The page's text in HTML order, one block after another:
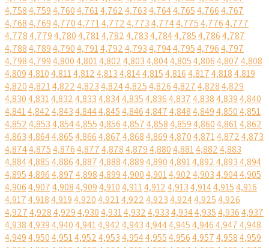
4,7584,7594,7604,7614,7624,7634,7644,7654,7664,767
4,7684,7694,7704,7714,7724,7734,7744,7754,7764,777
4,7784,7794,7804,7814,7824,7834,7844,7854,7864,787
4,7884,7894,7904,7914,7924,7934,7944,7954,7964,797
4,7984,7994,8004,8014,8024,8034,8044,8054,8064,8074,808
4,8094,8104,8114,8124,8134,8144,8154,8164,8174,8184,819
4,8204,8214,8224,8234,8244,8254,8264,8274,8284,829
4,8304,8314,8324,8334,8344,8354,8364,8374,8384,8394,840
4,8414,8424,8434,8444,8454,8464,8474,8484,8494,8504,851
4,8524,8534,8544,8554,8564,8574,8584,8594,8604,8614,862
4,8634,8644,8654,8664,8674,8684,8694,8704,8714,8724,873
4,8744,8754,8764,8774,8784,8794,8804,8814,8824,883
4,8844,8854,8864,8874,8884,8894,8904,8914,8924,8934,894
4,8954,8964,8974,8984,8994,9004,9014,9024,9034,9044,905
4,9064,9074,9084,9094,9104,9114,9124,9134,9144,9154,916
4,9174,9184,9194,9204,9214,9224,9234,9244,9254,926
4,9274,9284,9294,9304,9314,9324,9334,9344,9354,9364,937
4,9384,9394,9404,9414,9424,9434,9444,9454,9464,9474,948
4,9494,9504,9514,9524,9534,9544,9554,9564,9574,9584,959